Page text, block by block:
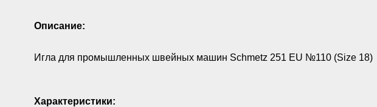
Описание:
Игла для промышленных швейных машин Schmetz 251 EU №110 (Size 18)
Характеристики: